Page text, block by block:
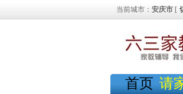
当前城市： 安庆市 [
首页 请